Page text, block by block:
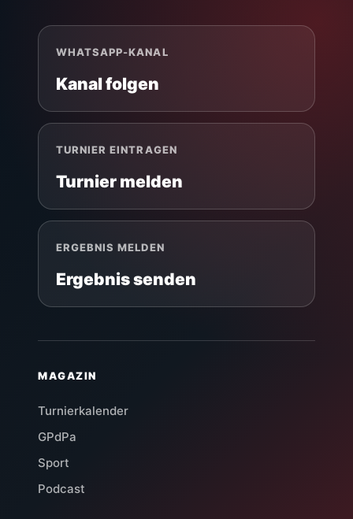
WHATSAPP-KANAL
Kanal folgen
TURNIER EINTRAGEN
Turnier melden
ERGEBNIS MELDEN
Ergebnis senden
MAGAZIN
Turnierkalender
GPdPa
Sport
Podcast